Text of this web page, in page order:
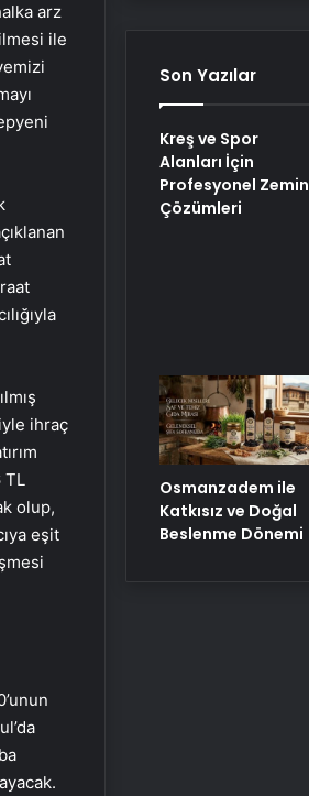
arz
ile
ihraç
TL
olup,
eşit
Son Yazılar
Kreş ve Spor
Alanları İçin
Profesyonel Zemin
Çözümleri
Osmanzadem ile
Katkısız ve Doğal
Beslenme Dönemi